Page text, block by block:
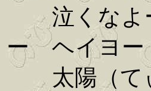
泣くなよ
ー ヘイヨー
太陽（て